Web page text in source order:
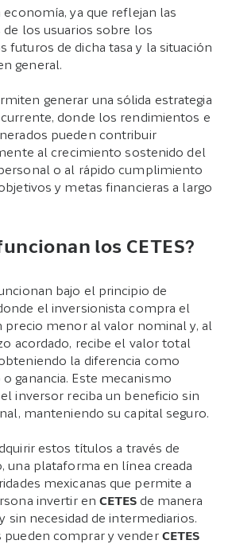
ya que reflejan las
de los usuarios sobre los
futuros de dicha tasa y la situación
general.
generar una sólida estrategia
donde los rendimientos e
pueden contribuir
al crecimiento sostenido del
o al rápido cumplimiento
y metas financieras a largo
los CETES?
bajo el principio de
el inversionista compra el
menor al valor nominal y, al
acordado, recibe el valor total
la diferencia como
ganancia. Este mecanismo
el inversor reciba un beneficio sin
manteniendo su capital seguro.
estos títulos a través de
una plataforma en línea creada
mexicanas que permite a
invertir enCETES de manera
sin necesidad de intermediarios.
pueden comprar y vender CETES